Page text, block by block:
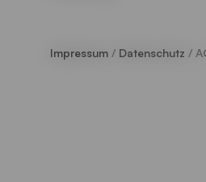
Impressum / Datenschutz /